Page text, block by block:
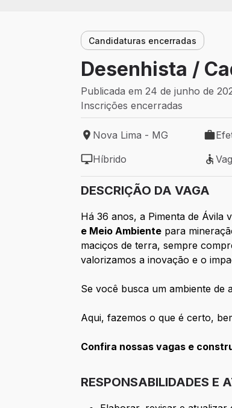
Candidaturas encerradas
Desenhista /
Publicada em 24 de junho de
Inscrições encerradas
Local de trabalho: Nova Lima -
Nova Lima - MG
Tipo
Modelo de trabalho: Híbrido
Híbrido
Vaga
DESCRIÇÃO DA VAGA
Há 36 anos, a Pimenta de Ávila
e Meio Ambiente para
maciços de terra, sempre
valorizamos a inovação e o
Se você busca um ambiente de
Aqui, fazemos o que é certo,
Confira nossas vagas e
RESPONSABILIDADES E